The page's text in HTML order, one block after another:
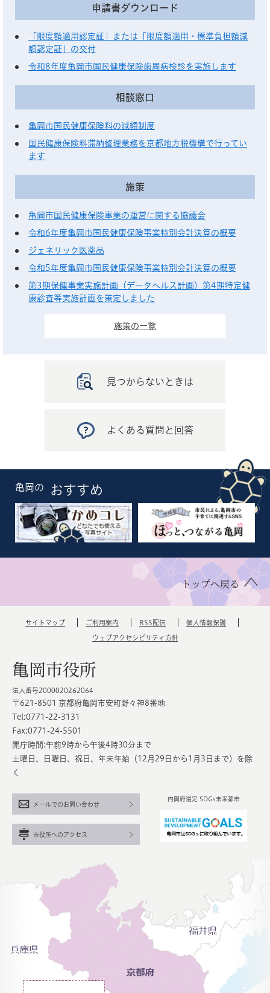
申請書ダウンロード
「限度額適用認定証」または「限度額適用・標準負担額減
額認定証」の交付
令和8年度亀岡市国民健康保険歯周病検診を実施します
相談窓口
亀岡市国民健康保険料の減額制度
国民健康保険料滞納整理業務を京都地方税機構で行ってい
ます
施策
亀岡市国民健康保険事業の運営に関する協議会
令和6年度亀岡市国民健康保険事業特別会計決算の概要
ジェネリック医薬品
令和5年度亀岡市国民健康保険事業特別会計決算の概要
第3期保健事業実施計画（データヘルス計画）第4期特定健
康診査等実施計画を策定しました
施策の一覧
見つからないときは
よくある質問と回答
亀岡の おすすめ
トップへ戻る
サイトマップ ご利用案内 RSS配信 個人情報保護
ウェブアクセシビリティ方針
亀岡市役所
法人番号2000020262064
〒621-8501 京都府亀岡市安町野々神8番地
Tel:0771-22-3131
Fax:0771-24-5501
開庁時間:午前9時から午後4時30分まで
土曜日、日曜日、祝日、年末年始（12月29日から1月3日まで）を除
く
内閣府選定 SDGs未来都市
メールでのお問い合わせ
市役所へのアクセス